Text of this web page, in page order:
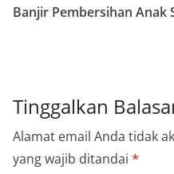
Banjir Pembersihan Anak
Tinggalkan
Alamat email Anda tidak
yang wajib ditandai *